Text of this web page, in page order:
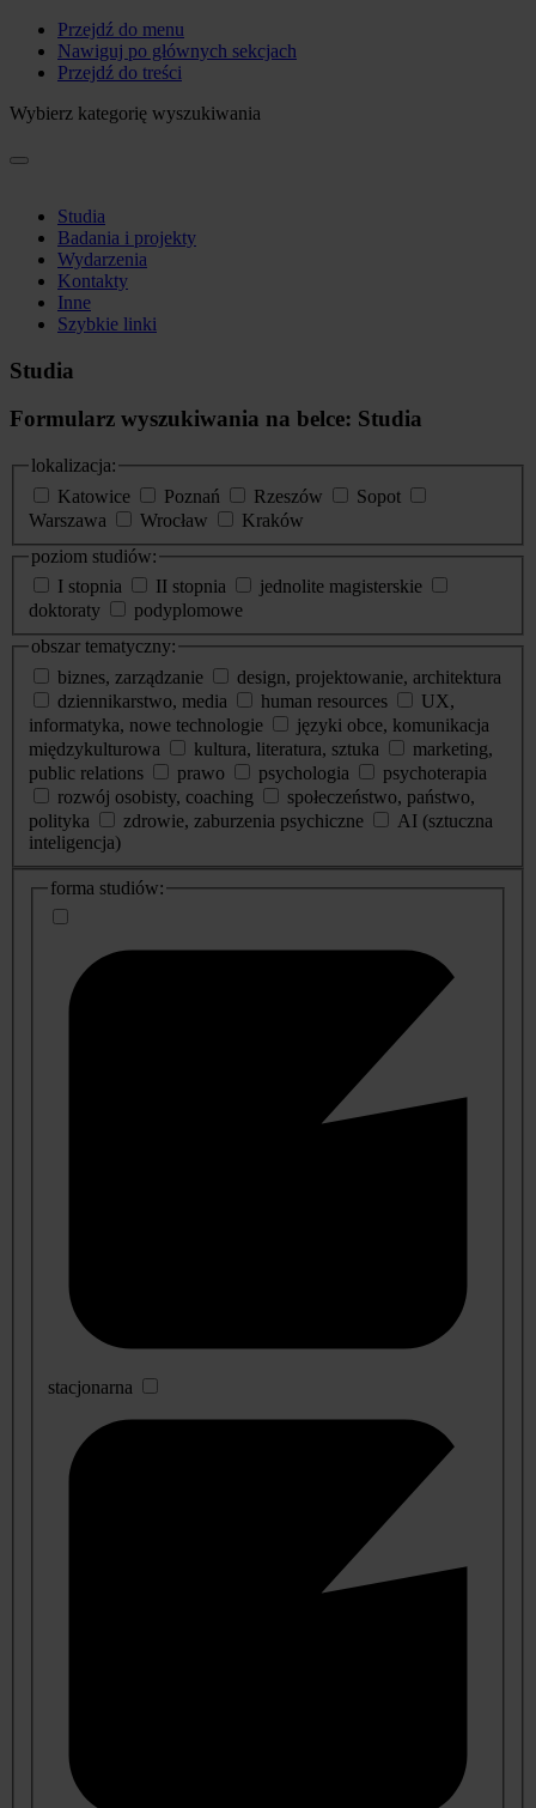
Przejdź do menu
Nawiguj po głównych sekcjach
Przejdź do treści
Wybierz kategorię wyszukiwania
Studia
Badania i projekty
Wydarzenia
Kontakty
Inne
Szybkie linki
Studia
Formularz wyszukiwania na belce: Studia
lokalizacja:
Katowice
Poznań Rzeszów
Sopot
Warszawa
Wrocław
Kraków
poziom studiów:
I stopnia
II stopnia
jednolite magisterskie
doktoraty
podyplomowe
obszar tematyczny:
biznes, zarządzanie
design, projektowanie, architektura
dziennikarstwo, media
human resources
UX,
informatyka, nowe technologie
języki obce, komunikacja
międzykulturowa
kultura, literatura, sztuka
marketing,
public relations
prawo psychologia
psychoterapia
rozwój osobisty, coaching
społeczeństwo, państwo,
polityka
zdrowie, zaburzenia psychiczne
AI (sztuczna
inteligencja)
dodatkowe
informacje
forma studiów:
stacjonarna